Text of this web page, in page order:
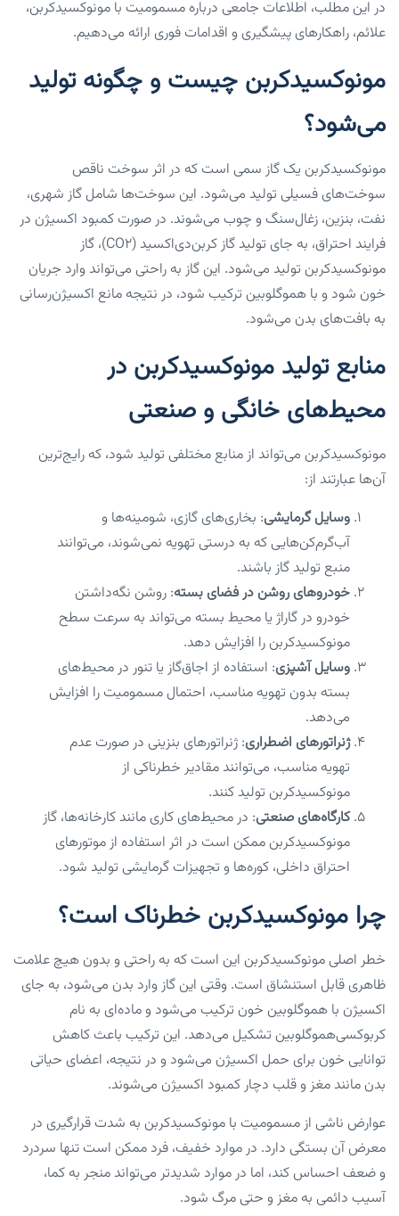
در این مطلب، اطلاعات جامعی درباره مسمومیت با مونوکسیدکربن،
علائم، راهکارهای پیشگیری و اقدامات فوری ارائه می‌دهیم.
مونوکسیدکربن چیست و چگونه تولید
می‌شود؟
مونوکسیدکربن یک گاز سمی است که در اثر سوخت ناقص
سوخت‌های فسیلی تولید می‌شود. این سوخت‌ها شامل گاز شهری،
نفت، بنزین، زغال‌سنگ و چوب می‌شوند. در صورت کمبود اکسیژن در
فرایند احتراق، به جای تولید گاز کربن‌دی‌اکسید (CO2)، گاز
مونوکسیدکربن تولید می‌شود. این گاز به راحتی می‌تواند وارد جریان
خون شود و با هموگلوبین ترکیب شود، در نتیجه مانع اکسیژن‌رسانی
به بافت‌های بدن می‌شود.
منابع تولید مونوکسیدکربن در
محیط‌های خانگی و صنعتی
مونوکسیدکربن می‌تواند از منابع مختلفی تولید شود، که رایج‌ترین
آن‌ها عبارتند از:
وسایل گرمایشی: بخاری‌های گازی، شومینه‌ها و
آب‌گرم‌کن‌هایی که به درستی تهویه نمی‌شوند، می‌توانند
منبع تولید گاز باشند.
خودروهای روشن در فضای بسته: روشن نگه‌داشتن
خودرو در گاراژ یا محیط بسته می‌تواند به سرعت سطح
مونوکسیدکربن را افزایش دهد.
وسایل آشپزی: استفاده از اجاق‌گاز یا تنور در محیط‌های
بسته بدون تهویه مناسب، احتمال مسمومیت را افزایش
می‌دهد.
ژنراتورهای اضطراری: ژنراتورهای بنزینی در صورت عدم
تهویه مناسب، می‌توانند مقادیر خطرناکی از
مونوکسیدکربن تولید کنند.
کارگاه‌های صنعتی: در محیط‌های کاری مانند کارخانه‌ها، گاز
مونوکسیدکربن ممکن است در اثر استفاده از موتورهای
احتراق داخلی، کوره‌ها و تجهیزات گرمایشی تولید شود.
چرا مونوکسیدکربن خطرناک است؟
خطر اصلی مونوکسیدکربن این است که به راحتی و بدون هیچ علامت
ظاهری قابل استنشاق است. وقتی این گاز وارد بدن می‌شود، به جای
اکسیژن با هموگلوبین خون ترکیب می‌شود و ماده‌ای به نام
کربوکسی‌هموگلوبین تشکیل می‌دهد. این ترکیب باعث کاهش
توانایی خون برای حمل اکسیژن می‌شود و در نتیجه، اعضای حیاتی
بدن مانند مغز و قلب دچار کمبود اکسیژن می‌شوند.
عوارض ناشی از مسمومیت با مونوکسیدکربن به شدت قرارگیری در
معرض آن بستگی دارد. در موارد خفیف، فرد ممکن است تنها سردرد
و ضعف احساس کند، اما در موارد شدیدتر می‌تواند منجر به کما،
آسیب دائمی به مغز و حتی مرگ شود.